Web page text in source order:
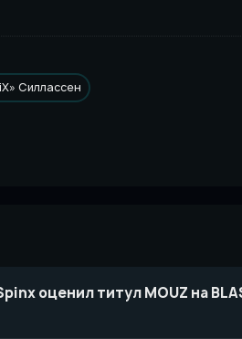
Силлассен
оценил титул MOUZ на